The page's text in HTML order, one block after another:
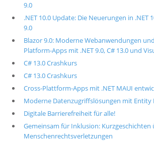
9.0
.NET 10.0 Update: Die Neuerungen in .NET
9.0
Blazor 9.0: Moderne Webanwendungen
Platform-Apps mit .NET 9.0, C# 13.0 und
C# 13.0 Crashkurs
C# 13.0 Crashkurs
Cross-Plattform-Apps mit .NET MAUI
Moderne Datenzugriffslösungen mit Entity
Digitale Barrierefreiheit für alle!
Gemeinsam für Inklusion: Kurzgeschichten
Menschenrechtsverletzungen